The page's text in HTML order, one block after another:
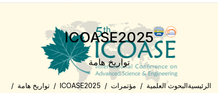
ICOASE2025
تواريخ هامة
الرئيسيةالبحوث العلمية مؤتمرات ICOASE2025 تواريخ هامة